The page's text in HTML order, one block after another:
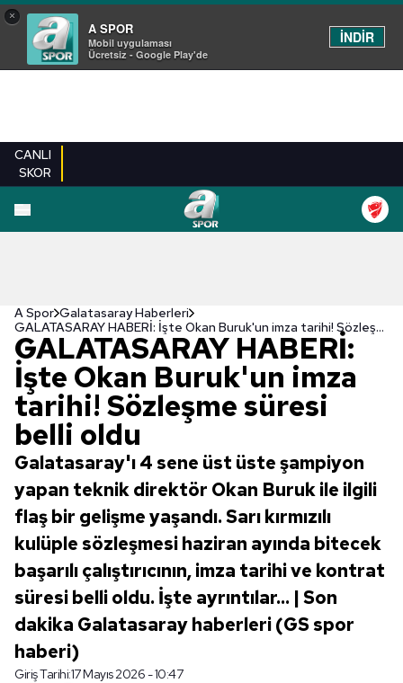
×
A SPOR
Mobil uygulaması
Ücretsiz - Google Play'de
İNDİR
CANLI
SKOR
A Spor Galatasaray Haberleri
GALATASARAY HABERİ: İşte Okan Buruk'un imza tarihi! Sözleşme süresi belli oldu
GALATASARAY HABERİ:
İşte Okan Buruk'un imza
tarihi! Sözleşme süresi
belli oldu
Galatasaray'ı 4 sene üst üste şampiyon
yapan teknik direktör Okan Buruk ile ilgili
flaş bir gelişme yaşandı. Sarı kırmızılı
kulüple sözleşmesi haziran ayında bitecek
başarılı çalıştırıcının, imza tarihi ve kontrat
süresi belli oldu. İşte ayrıntılar... | Son
dakika Galatasaray haberleri (GS spor
haberi)
Giriş Tarihi:17 Mayıs 2026 - 10:47